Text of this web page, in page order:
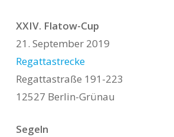
XXIV. Flatow-Cup
21. September 2019
Regattastrecke
Regattastraße 191-223
12527 Berlin-Grünau
Segeln